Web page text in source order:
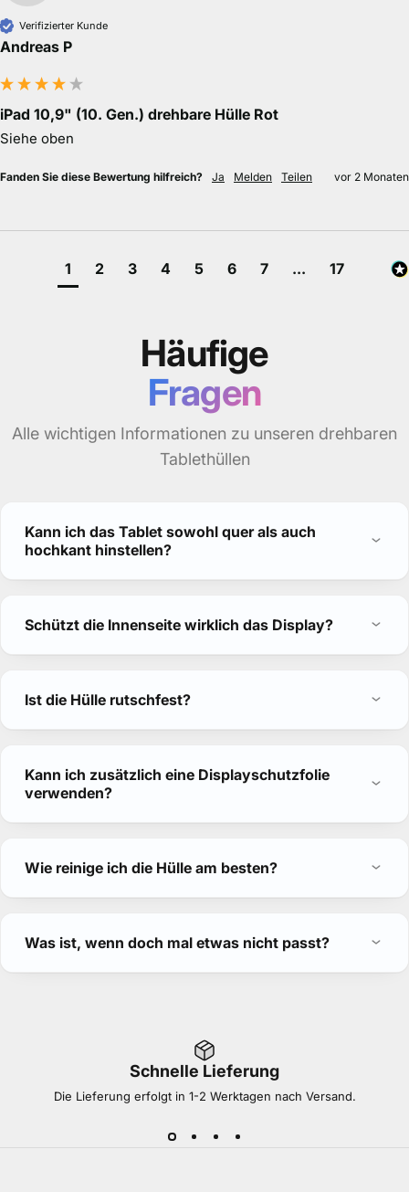
Verifizierter Kunde
Andreas P
iPad 10,9" (10. Gen.) drehbare Hülle Rot
Siehe oben
Fanden Sie diese Bewertung hilfreich? Ja Melden Teilen vor 2 Monaten
1 2 3 4 5 6 7 ... 17
Häufige
Fragen
Alle wichtigen Informationen zu unseren drehbaren
Tablethüllen
Kann ich das Tablet sowohl quer als auch
hochkant hinstellen?
Schützt die Innenseite wirklich das Display?
Ist die Hülle rutschfest?
Kann ich zusätzlich eine Displayschutzfolie
verwenden?
Wie reinige ich die Hülle am besten?
Was ist, wenn doch mal etwas nicht passt?
Schnelle Lieferung
Die Lieferung erfolgt in 1-2 Werktagen nach Versand.